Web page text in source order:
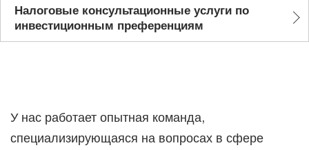
Налоговые консультационные услуги по
инвестиционным преференциям
У нас работает опытная команда,
специализирующаяся на вопросах в сфере